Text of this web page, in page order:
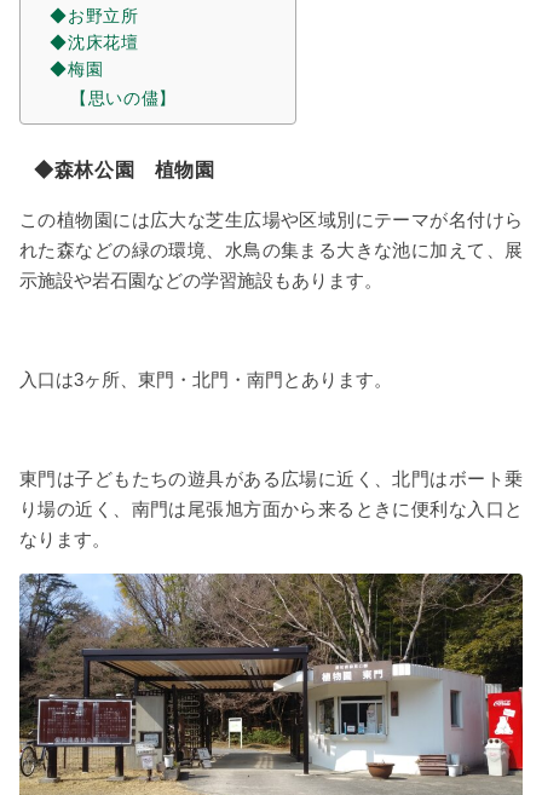
◆お野立所
◆沈床花壇
◆梅園
【思いの儘】
◆森林公園 植物園
この植物園には広大な芝生広場や区域別にテーマが名付けら
れた森などの緑の環境、水鳥の集まる大きな池に加えて、展
示施設や岩石園などの学習施設もあります。
入口は3ヶ所、東門・北門・南門とあります。
東門は子どもたちの遊具がある広場に近く、北門はボート乗
り場の近く、南門は尾張旭方面から来るときに便利な入口と
なります。